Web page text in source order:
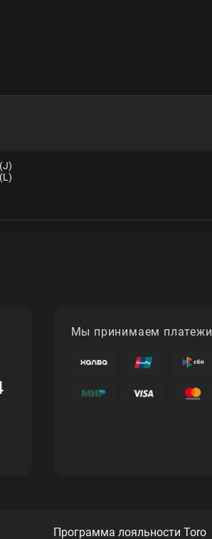
Мы принимаем платежи
Программа лояльности Toro